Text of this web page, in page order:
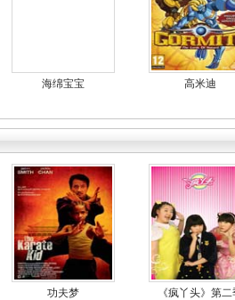
海绵宝宝 高米迪
功夫梦 《疯丫头》第二